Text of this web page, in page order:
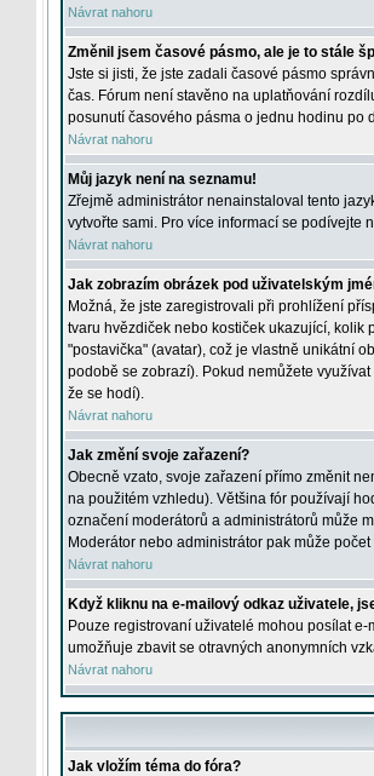
Návrat nahoru
Změnil jsem časové pásmo, ale je to stále
Jste si jisti, že jste zadali časové pásmo
čas. Fórum není stavěno na uplatňování
posunutí časového pásma o jednu hodinu po
Návrat nahoru
Můj jazyk není na seznamu!
Zřejmě administrátor nenainstaloval tento
vytvořte sami. Pro více informací se podívejte
Návrat nahoru
Jak zobrazím obrázek pod uživatelským
Možná, že jste zaregistrovali při prohlížení
tvaru hvězdiček nebo kostiček ukazující, kolik
"postavička" (avatar), což je vlastně unikátní
podobě se zobrazí). Pokud nemůžete
že se hodí).
Návrat nahoru
Jak změní svoje zařazení?
Obecně vzato, svoje zařazení přímo změnit
na použitém vzhledu). Většina fór používají
označení moderátorů a administrátorů může
Moderátor nebo administrátor pak může
Návrat nahoru
Když kliknu na e-mailový odkaz uživatele,
Pouze registrovaní uživatelé mohou posílat
umožňuje zbavit se otravných anonymních
Návrat nahoru
Jak vložím téma do fóra?